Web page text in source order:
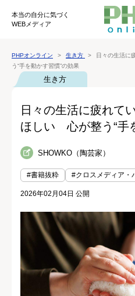
本当の自分に気づく
WEBメディア
PHPオンライン 生き方
日々の生活に
う“手を動かす習慣”の効果
生き方
日々の生活に疲れて
ほしい 心が整う“手
SHOWKO（陶芸家）
#書籍抜粋 #クロスメディア・
2026年02月04日 公開